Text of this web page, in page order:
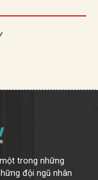
trong những
đội ngũ nhân